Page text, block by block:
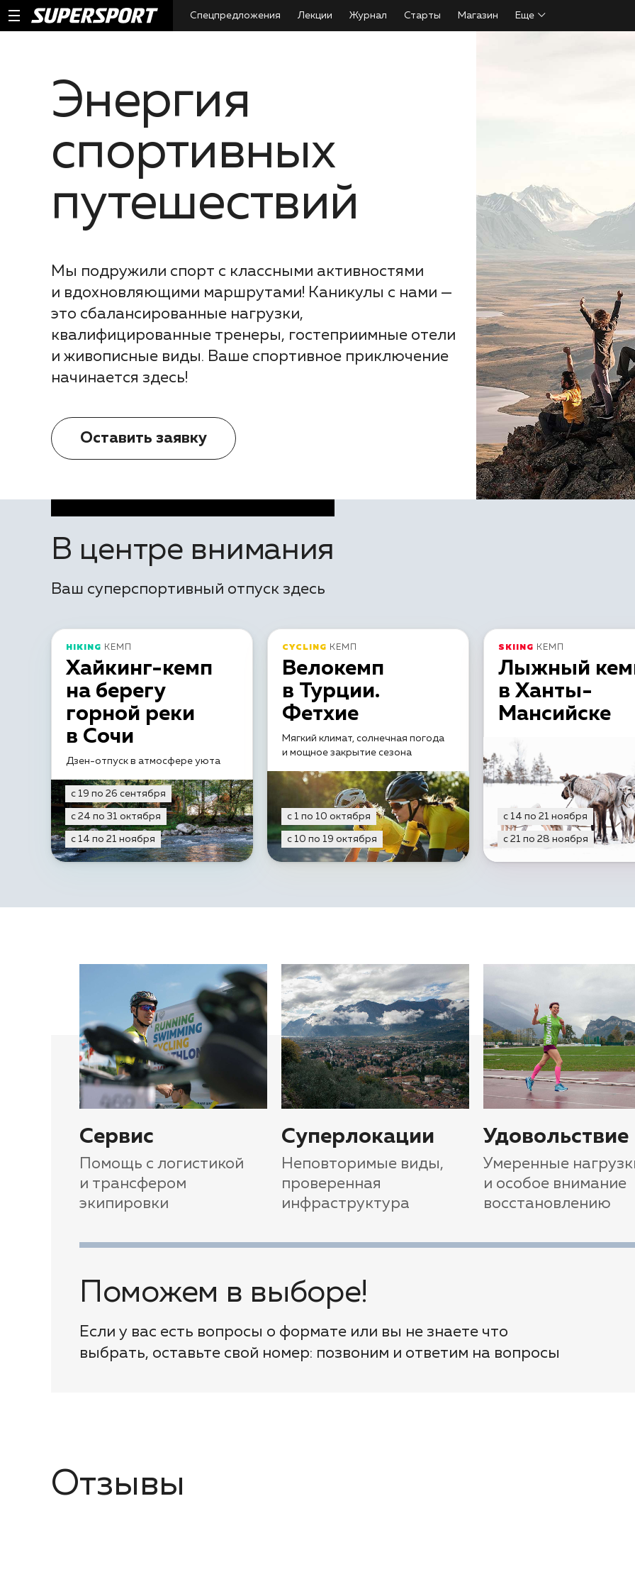
Спецпредложения Лекции Журнал Старты Магазин Еще
Энергия
спортивных
путешествий
Мы подружили спорт с классными активностями
и вдохновляющими маршрутами! Каникулы с нами —
это сбалансированные нагрузки,
квалифицированные тренеры, гостеприимные отели
и живописные виды. Ваше спортивное приключение
начинается здесь!
Оставить заявку
В центре внимания
Ваш суперспортивный отпуск здесь
HIKING КЕМП
Хайкинг-кемп
на берегу
горной реки
в Сочи
Дзен-отпуск в атмосфере уюта
с 19 по 26 сентября
с 24 по 31 октября
с 14 по 21 ноября
CYCLING КЕМП
Велокемп
в Турции.
Фетхие
Мягкий климат, солнечная погода
и мощное закрытие сезона
с 1 по 10 октября
с 10 по 19 октября
SKIING КЕМП
Лыжный
в Ханты-
Мансийске
с 14 по 21 ноября
с 21 по 28 ноября
Сервис
Помощь с логистикой
и трансфером
экипировки
Суперлокации
Неповторимые виды,
проверенная
инфраструктура
Удовольствие
Умеренные
и особое внимание
восстановлению
Поможем в выборе!
Если у вас есть вопросы о формате или вы не знаете что
выбрать, оставьте свой номер: позвоним и ответим на вопросы
Отзывы